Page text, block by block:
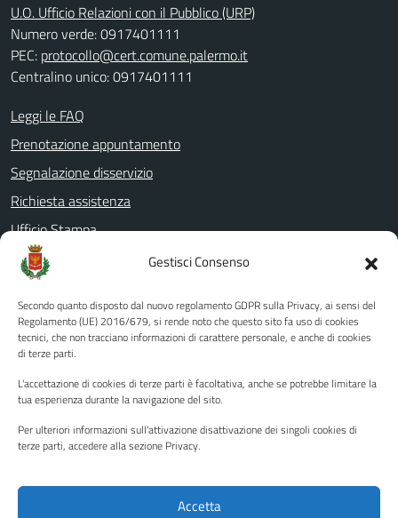
Gestisci Consenso
Secondo quanto disposto dal nuovo regolamento GDPR sulla Privacy, ai sensi del
Regolamento (UE) 2016/679, si rende noto che questo sito fa uso di cookies
tecnici, che non tracciano informazioni di carattere personale, e anche di cookies
di terze parti.
L'accettazione di cookies di terze parti è facoltativa, anche se potrebbe limitare la
tua esperienza durante la navigazione del sito.
Per ulteriori informazioni sull'attivazione disattivazione dei singoli cookies di
terze parti, accedere alla sezione Privacy.
Accetta
U.O. Ufficio Relazioni con il Pubblico (URP)
Numero verde: 0917401111
PEC: protocollo@cert.comune.palermo.it
Centralino unico: 0917401111
Leggi le FAQ
Prenotazione appuntamento
Segnalazione disservizio
Richiesta assistenza
Ufficio Stampa
Amministrazione Trasparente
Albo pretorio
Informativa privacy
Note legali
Piano di miglioramento del sito
Instagram